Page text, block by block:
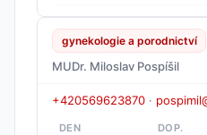
gynekologie a porodnictví
MUDr. Miloslav Pospíšil
+420569623870 ·
DEN DOP.